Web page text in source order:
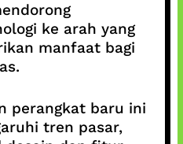
ke arah yang
manfaat bagi
perangkat baru ini
tren pasar,